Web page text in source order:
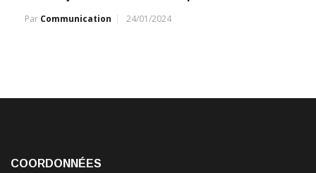
Par Communication 24/01/2024
COORDONNÉES